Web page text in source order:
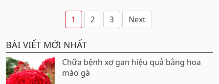
trang
bài
viết
1 2 3 Next
BÀI VIẾT MỚI NHẤT
Chữa bệnh xơ gan hiệu quả bằng hoa
mào gà